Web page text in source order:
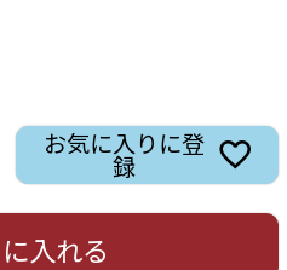
お気に入りに登
録
入れる